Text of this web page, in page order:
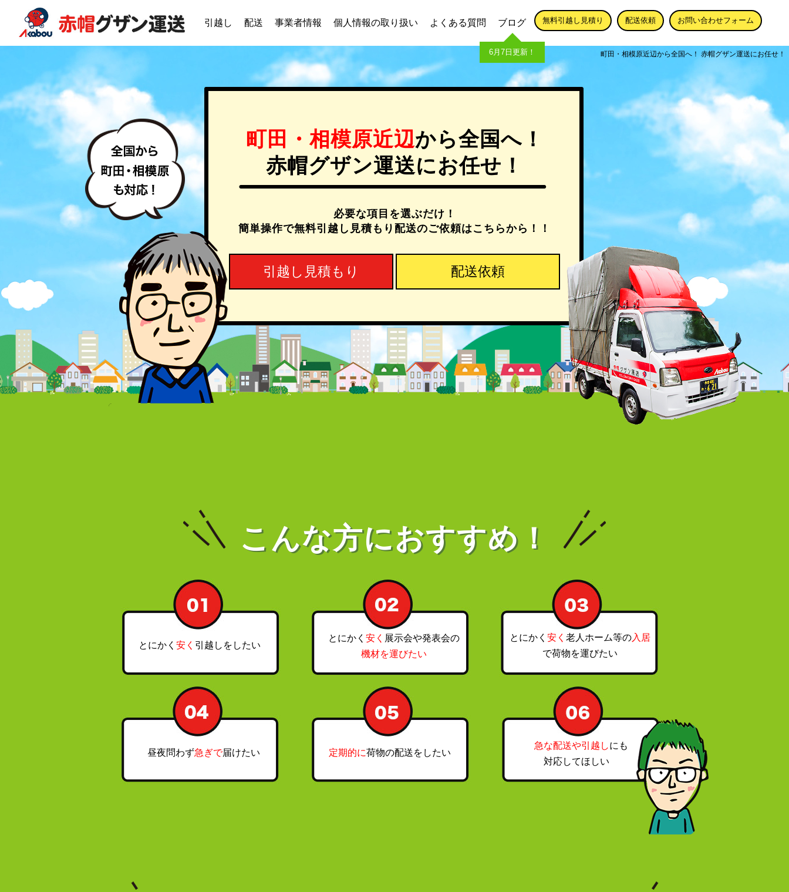
引越し 配送 事業者情報 個人情報の取り扱い よくある質問 ブログ
6月7日更新！
無料引越し見積り 配送依頼 お問い合わせフォーム
町田・相模原近辺から全国へ！ 赤帽グザン運送にお任せ！
町田・相模原近辺から全国へ！
赤帽グザン運送にお任せ！
必要な項目を選ぶだけ！
簡単操作で無料引越し見積もり配送のご依頼はこちらから！！
引越し見積もり 配送依頼
こんな方におすすめ！
とにかく 安く 引越しをしたい
とにかく 安く 展示会や発表会の
機材を運びたい
とにかく 安く 老人ホーム等の入居
で荷物を運びたい
昼夜問わず急ぎで届けたい 定期的に荷物の配送をしたい
急な配送や引越しにも
対応してほしい